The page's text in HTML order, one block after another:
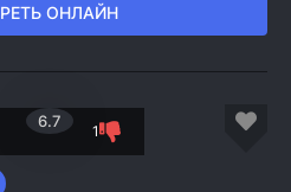
ОНЛАЙН
6.7
1